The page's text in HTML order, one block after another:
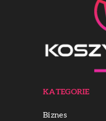
KATEGORIE
Biznes